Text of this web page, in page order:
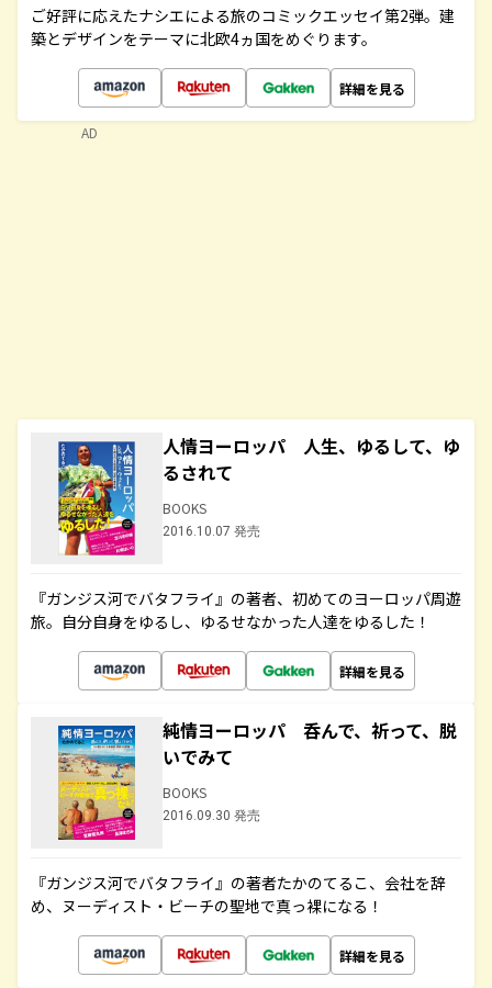
ご好評に応えたナシエによる旅のコミックエッセイ第2弾。建
築とデザインをテーマに北欧4ヵ国をめぐります。
詳細を見る
人情ヨーロッパ 人生、ゆるして、ゆ
るされて
BOOKS
2016.10.07 発売
『ガンジス河でバタフライ』の著者、初めてのヨーロッパ周遊
旅。自分自身をゆるし、ゆるせなかった人達をゆるした！
詳細を見る
純情ヨーロッパ 呑んで、祈って、脱
いでみて
BOOKS
2016.09.30 発売
『ガンジス河でバタフライ』の著者たかのてるこ、会社を辞
め、ヌーディスト・ビーチの聖地で真っ裸になる！
詳細を見る
AD